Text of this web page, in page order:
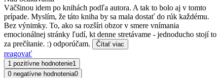
Väčšinou idem po knihách podľa autora. A tak to bolo aj v tomto
prípade. Myslím, že táto kniha by sa mala dostať do rúk každému.
Bez výnimky. To, ako sa rozšíri obzor v smere vnímania
emocionálnej stránky ľudí, kt denne stretávame - jednoducho stojí to
za prečítanie. :) odporúčam.
Čítať viac
reagovať
1 pozitívne hodnotenie1
0 negatívne hodnotenia0